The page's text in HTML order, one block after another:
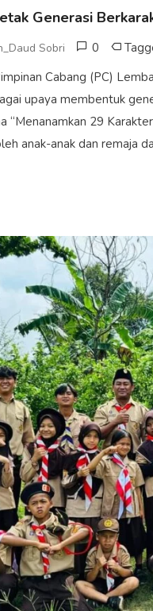
Generasi
Sobri 0
Cabang (PC)
upaya membentuk
29
anak-anak dan remaja